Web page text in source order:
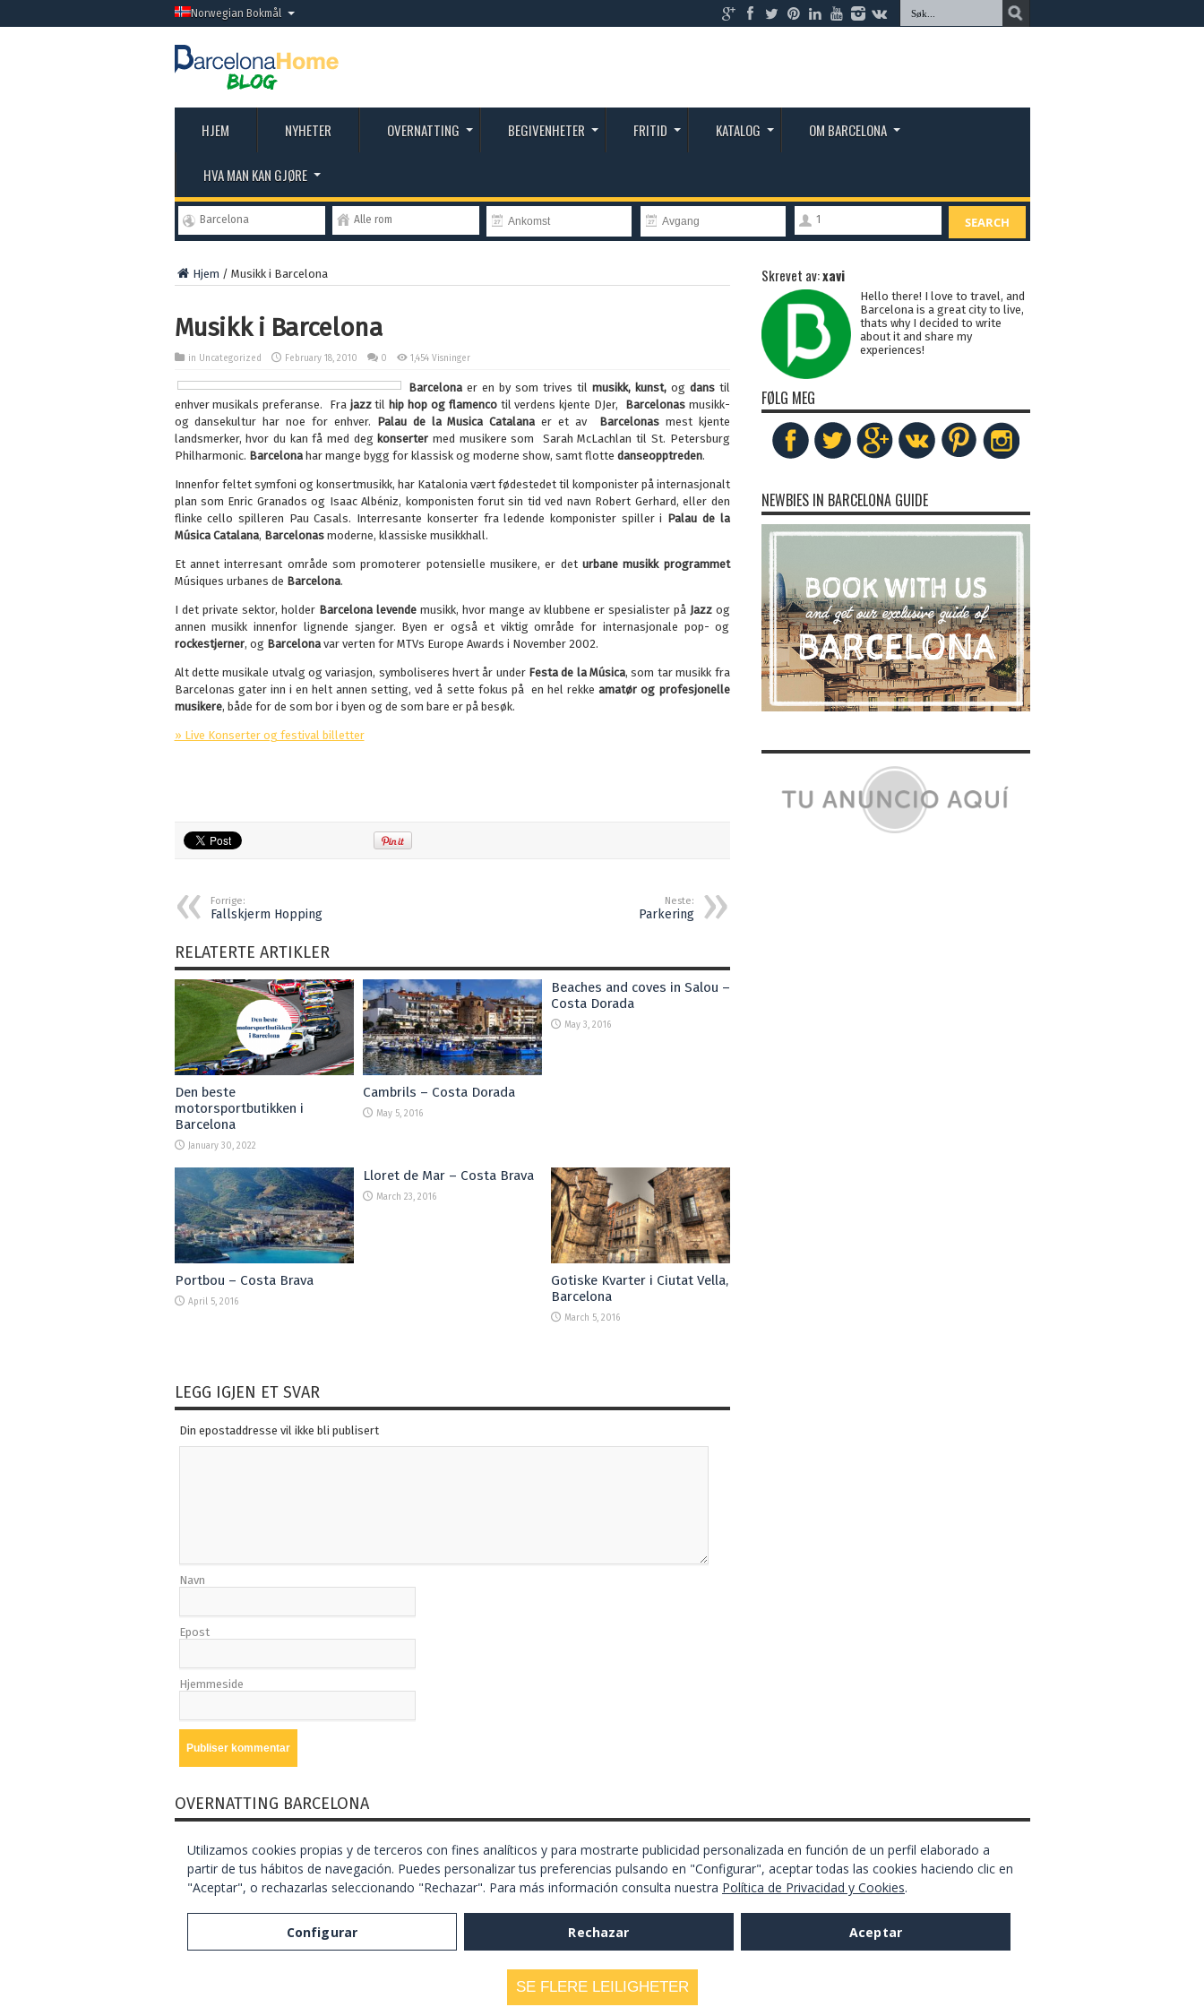
Norwegian Bokmål
HJEM NYHETER OVERNATTING BEGIVENHETER FRITID KATALOG OM BARCELONA
HVA MAN KAN GJØRE
Barcelona Alle rom 1 SEARCH
Hjem / Musikk i Barcelona
Musikk i Barcelona
in Uncategorized February 18, 2010 0 1,454 Visninger
Barcelonaer en by som trives til musikk, kunst,og danstil
enhver musikals preferanse.
Fra jazztil hip hop og flamencotil verdens kjente DJer, Barcelonasmusikk-
og dansekultur har noe for enhver.
Palau de la Musica Catalana er et av Barcelonasmest kjente
landsmerker, hvor du kan få med deg konserter med musikere som Sarah McLachlan til St. Petersburg
Philharmonic. Barcelona har mange bygg for klassisk og moderne show, samt flotte danseopptreden.
Innenfor feltet symfoni og konsertmusikk, har Katalonia vært fødestedet til komponister på internasjonalt
plan som Enric Granados og Isaac Albéniz, komponisten forut sin tid ved navn Robert Gerhard, eller den
flinke cello spilleren Pau Casals. Interresante konserter fra ledende komponister spiller i Palau de la
Música Catalana, Barcelonasmoderne, klassiske musikkhall.
Et annet interresant område som promoterer potensielle musikere, er det urbane musikk programmet
Músiques urbanes de Barcelona.
I det private sektor, holder Barcelona levendemusikk, hvor mange av klubbene er spesialister på Jazzog
annen musikk innenfor lignende sjanger. Byen er også et viktig område for internasjonale pop- og
rockestjerner, og Barcelonavar verten for MTVs Europe Awards i November 2002.
Alt dette musikale utvalg og variasjon, symboliseres hvert år under Festa de la Música, som tar musikk fra
Barcelonas gater inn i en helt annen setting, ved å sette fokus på en hel rekkeamatør og profesjonelle
musikere, både for de som bor i byen og de som bare er på besøk.
» Live Konserter og festival billetter
Forrige:
Fallskjerm Hopping
Neste:
Parkering
RELATERTE ARTIKLER
Den beste
motorsportbutikken i
Barcelona
January 30, 2022
Cambrils – Costa Dorada
May 5, 2016
Beaches and coves in Salou –
Costa Dorada
May 3, 2016
Portbou – Costa Brava
April 5, 2016
Lloret de Mar – Costa Brava
March 23, 2016
Gotiske Kvarter i Ciutat Vella,
Barcelona
March 5, 2016
LEGG IGJEN ET SVAR
Din epostaddresse vil ikke bli publisert
Navn
Epost
Hjemmeside
Skrevet av:xavi
Hello there! I love to travel, and
Barcelona is a great city to live,
thats why I decided to write
about it and share my
experiences!
FØLG MEG
NEWBIES IN BARCELONA GUIDE
OVERNATTING BARCELONA
SE FLERE LEILIGHETER